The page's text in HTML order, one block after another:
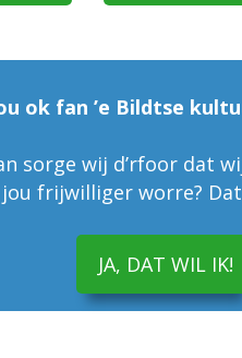
ok fan ’e Bildtse
sorge wij d’rfoor dat
frijwilliger worre?
JA, DAT WIL IK!